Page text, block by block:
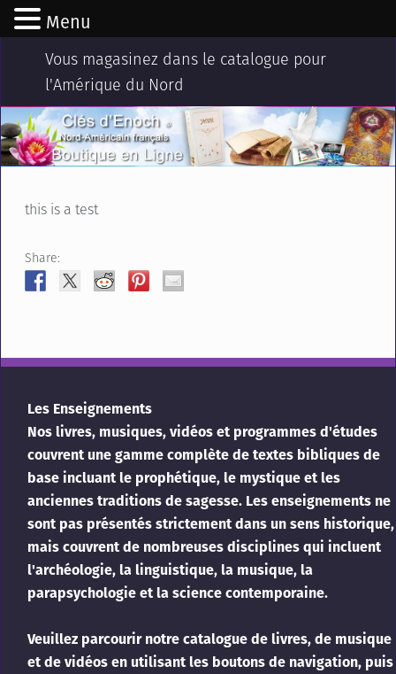
Vous magasinez dans le catalogue pour
l'Amérique du Nord
this is a test
Share:
Les Enseignements
Nos livres, musiques, vidéos et programmes d'études
couvrent une gamme complète de textes bibliques de
base incluant le prophétique, le mystique et les
anciennes traditions de sagesse. Les enseignements ne
sont pas présentés strictement dans un sens historique,
mais couvrent de nombreuses disciplines qui incluent
l'archéologie, la linguistique, la musique, la
parapsychologie et la science contemporaine.
Veuillez parcourir notre catalogue de livres, de musique
et de vidéos en utilisant les boutons de navigation, puis
Menu